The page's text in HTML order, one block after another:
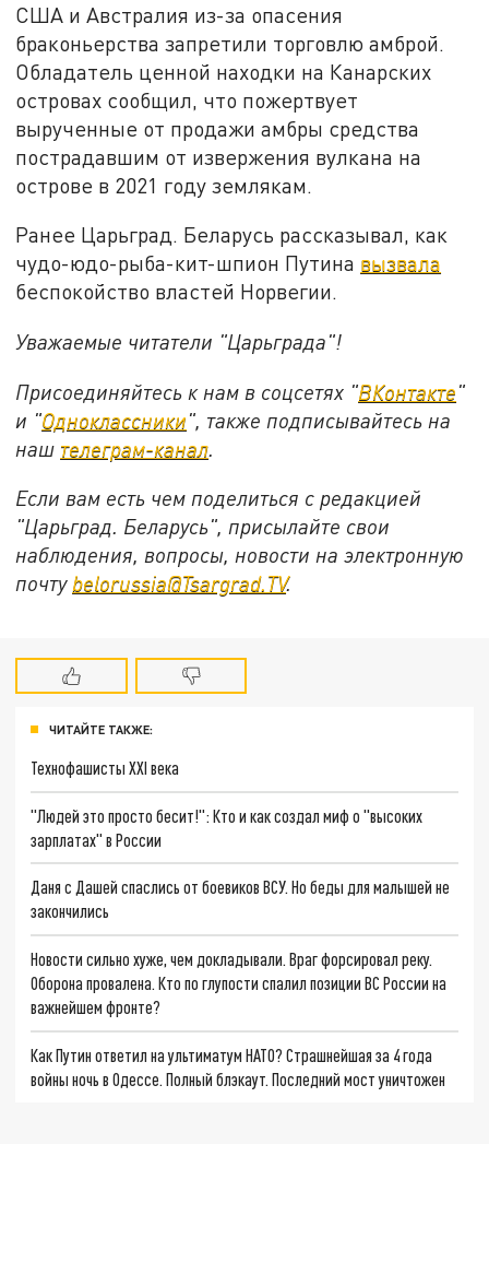
США и Австралия из-за опасения
браконьерства запретили торговлю амброй.
Обладатель ценной находки на Канарских
островах сообщил, что пожертвует
вырученные от продажи амбры средства
пострадавшим от извержения вулкана на
острове в 2021 году землякам.
Ранее Царьград. Беларусь рассказывал, как
чудо-юдо-рыба-кит-шпион Путина вызвала
беспокойство властей Норвегии.
Уважаемые читатели "Царьграда"!
Присоединяйтесь к нам в соцсетях "ВКонтакте"
и "Одноклассники", также подписывайтесь на
наш телеграм-канал
Если вам есть чем поделиться с редакцией
"Царьград. Беларусь", присылайте свои
наблюдения, вопросы, новости на электронную
почту belorussia@Tsargrad.TV.
ЧИТАЙТЕ ТАКЖЕ:
Технофашисты XXI века
"Людей это просто бесит!": Кто и как создал миф о "высоких
зарплатах" в России
Даня с Дашей спаслись от боевиков ВСУ. Но беды для малышей не
закончились
Новости сильно хуже, чем докладывали. Враг форсировал реку.
Оборона провалена. Кто по глупости спалил позиции ВС России на
важнейшем фронте?
Как Путин ответил на ультиматум НАТО? Страшнейшая за 4 года
войны ночь в Одессе. Полный блэкаут. Последний мост уничтожен